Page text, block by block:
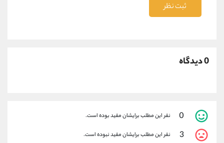
ثبت نظر
0 دیدگاه
0 نفر این مطلب برایشان مفید بوده است.
3 نفر این مطلب برایشان مفید نبوده است.